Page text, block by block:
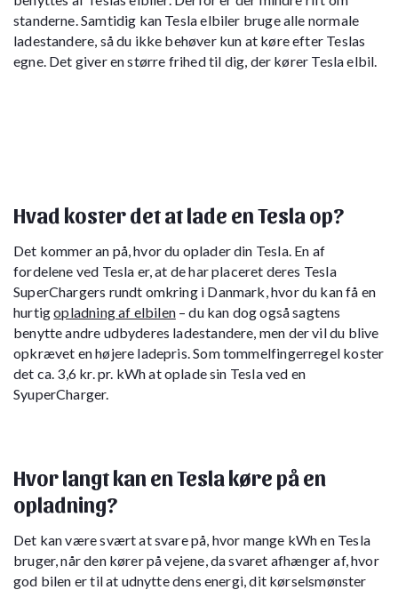
standerne. Samtidig kan Tesla elbiler bruge alle normale
ladestandere, så du ikke behøver kun at køre efter Teslas
egne. Det giver en større frihed til dig, der kører Tesla elbil.
Hvad koster det at lade en Tesla op?
Det kommer an på, hvor du oplader din Tesla. En af
fordelene ved Tesla er, at de har placeret deres Tesla
SuperChargers rundt omkring i Danmark, hvor du kan få en
hurtigopladning af elbilen– du kan dog også sagtens
benytte andre udbyderes ladestandere, men der vil du blive
opkrævet en højere ladepris. Som tommelfingerregel koster
det ca. 3,6 kr. pr. kWh at oplade sin Tesla ved en
SyuperCharger.
Hvor langt kan en Tesla køre på en
opladning?
Det kan være svært at svare på, hvor mange kWh en Tesla
bruger, når den kører på vejene, da svaret afhænger af, hvor
god bilen er til at udnytte dens energi, dit kørselsmønster